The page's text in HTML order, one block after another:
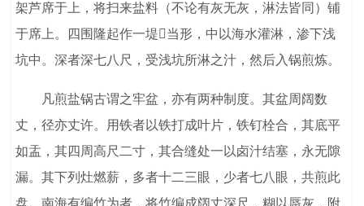
架芦席于上，将扫来盐料（不论有灰无灰，淋法皆同）铺
于席上。四围隆起作一堤当形，中以海水灌淋，渗下浅
坑中。深者深七八尺，受浅坑所淋之汁，然后入锅煎炼。
凡煎盐锅古谓之牢盆，亦有两种制度。其盆周阔数
丈，径亦丈许。用铁者以铁打成叶片，铁钉栓合，其底平
如盂，其四周高尺二寸，其合缝处一以卤汁结塞，永无隙
漏。其下列灶燃薪，多者十二三眼，少者七八眼，共煎此